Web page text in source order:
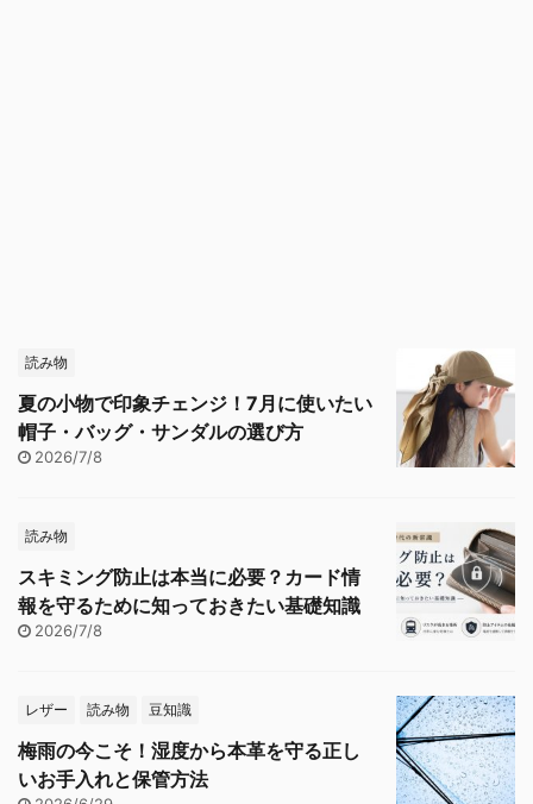
読み物
夏の小物で印象チェンジ！7月に使いたい
帽子・バッグ・サンダルの選び方
2026/7/8
読み物
スキミング防止は本当に必要？カード情
報を守るために知っておきたい基礎知識
2026/7/8
レザー 読み物 豆知識
梅雨の今こそ！湿度から本革を守る正し
いお手入れと保管方法